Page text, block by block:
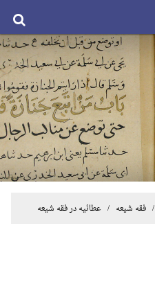
/فقه شیعه / عطائیه در فقه شیعه